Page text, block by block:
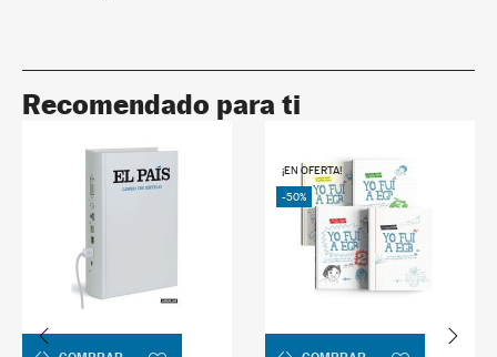
Recomendado para ti
¡EN OFERTA!
-50%